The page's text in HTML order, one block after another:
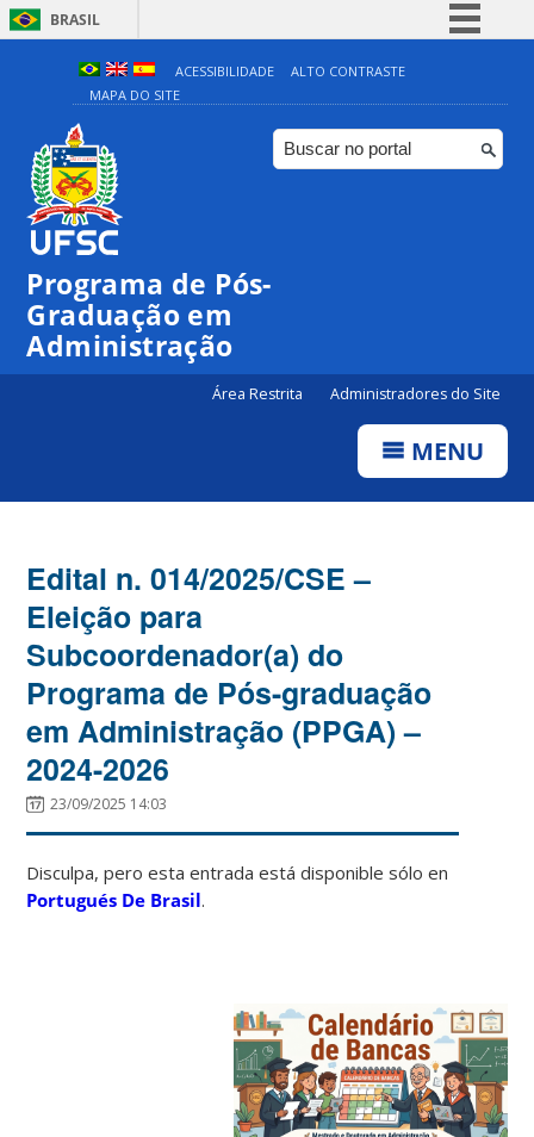
BRASIL
Simplifique!
Comunica BR
Participe
ACESSIBILIDADE
ALTO CONTRASTE
MAPA DO SITE
Programa de Pós-
Graduação em
Administração
Área Restrita Administradores do Site
MENU
Edital n. 014/2025/CSE –
Eleição para
Subcoordenador(a) do
Programa de Pós-graduação
em Administração (PPGA) –
2024-2026
23/09/2025 14:03
Disculpa, pero esta entrada está disponible sólo en
Portugués De Brasil.